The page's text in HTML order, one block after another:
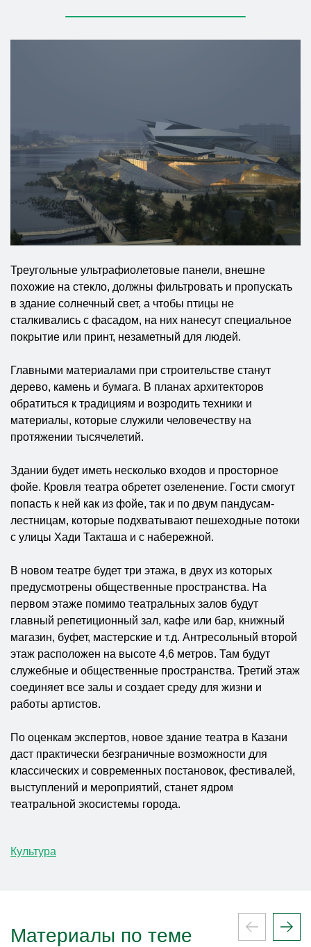
Треугольные ультрафиолетовые панели, внешне
похожие на стекло, должны фильтровать и пропускать
в здание солнечный свет, а чтобы птицы не
сталкивались с фасадом, на них нанесут специальное
покрытие или принт, незаметный для людей.
Главными материалами при строительстве станут
дерево, камень и бумага. В планах архитекторов
обратиться к традициям и возродить техники и
материалы, которые служили человечеству на
протяжении тысячелетий.
Здании будет иметь несколько входов и просторное
фойе. Кровля театра обретет озеленение. Гости смогут
попасть к ней как из фойе, так и по двум пандусам-
лестницам, которые подхватывают пешеходные потоки
с улицы Хади Такташа и с набережной.
В новом театре будет три этажа, в двух из которых
предусмотрены общественные пространства. На
первом этаже помимо театральных залов будут
главный репетиционный зал, кафе или бар, книжный
магазин, буфет, мастерские и т.д. Антресольный второй
этаж расположен на высоте 4,6 метров. Там будут
служебные и общественные пространства. Третий этаж
соединяет все залы и создает среду для жизни и
работы артистов.
По оценкам экспертов, новое здание театра в Казани
даст практически безграничные возможности для
классических и современных постановок, фестивалей,
выступлений и мероприятий, станет ядром
театральной экосистемы города.
Культура
Материалы по теме